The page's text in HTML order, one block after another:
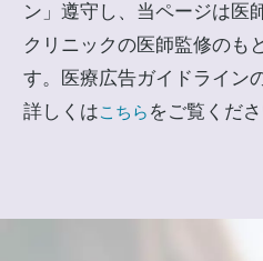
ン」遵守し、当ページは医
クリニックの医師監修のも
す。医療広告ガイドライン
詳しくはこちら をご覧くださ